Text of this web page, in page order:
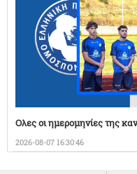
Ολες οι ημερομηνίες της
2026-08-07 16:30:46